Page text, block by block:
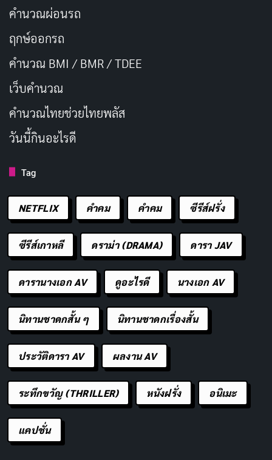
ผิด อะไรควรทำ และอะไรไม่ควรทำ เมื่อเราทำสิ่งที่ไม่
พยายามหาทางออกที่สมดุล มันทำงานตามหลักการ
“ความเป็นจริง” (Reality Principle) คือพยายามตอบ
สนองความต้องการของ Id แต่ในวิธีที่เหมาะสม
ปลอดภัย และไม่ขัดต่อหลักศีลธรรมที่ Superego
กำหนด ตัวอย่างเช่น เมื่อเราหิวมาก Id อยากปล้นร้าน
อีโก้สูง กับความมั่นใจในตัวเอง ต่างกัน
อย่างไร
หลายคนอาจสงสัยว่า อีโก้สูงกับความมั่นใจในตัวเองมัน
เป็นสิ่งเดียวกันหรือเปล่า? คำตอบคือ ไม่เหมือนกัน แม้ว่าทั้ง
สองอย่างจะดูคล้ายกันในเชิงภายนอก แต่แรงจูงใจและผลก
ระทบที่ตามมานั้นแตกต่างกันอย่างสิ้นเชิง
ความมั่นใจในตัวเอง (Self-Confidence)
รู้สึกเชื่อมั่นในความสามารถของตัวเองที่มาจากการรับ
รู้ความสามารถที่แท้จริง ประสบการณ์ที่ผ่านมา และ
การยอมรับข้อจำกัดของตัวเอง คนที่มีความมั่นใจจะ
เปิดใจรับฟังความคิดเห็นของผู้อื่น ยอมรับเมื่อทำผิด
คำนวณผ่อนรถ
ฤกษ์ออกรถ
คำนวณ BMI / BMR / TDEE
เว็บคํานวณ
คํานวณไทยช่วยไทยพลัส
วันนี้กินอะไรดี
Tag
NETFLIX คำคม คําคม ซีรีส์ฝรั่ง
ซีรีส์เกาหลี ดราม่า (DRAMA) ดารา JAV
ดารานางเอก AV ดูอะไรดี นางเอก AV
นิทานชาดกสั้น ๆ นิทานชาดกเรื่องสั้น
ประวัติดารา AV ผลงาน AV
ระทึกขวัญ (THRILLER) หนังฝรั่ง อนิเมะ
แคปชั่น